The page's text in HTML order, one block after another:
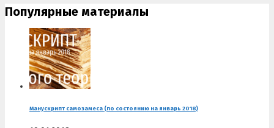
Популярные материалы
Манускрипт самозамеса (по состоянию на январь 2018)